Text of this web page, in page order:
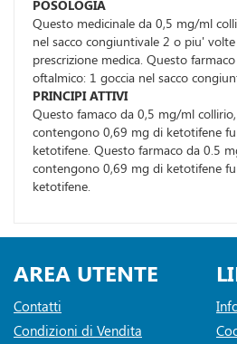
POSOLOGIA
Questo medicinale da 0,5 mg/ml
nel sacco congiuntivale 2 o piu'
prescrizione medica. Questo
oftalmico: 1 goccia nel sacco
PRINCIPI ATTIVI
Questo famaco da 0,5 mg/ml
contengono 0,69 mg di ketotifene
ketotifene. Questo farmaco da 0.5
contengono 0,69 mg di ketotifene
ketotifene.
AREA UTENTE
Contatti
Condizioni di Vendita